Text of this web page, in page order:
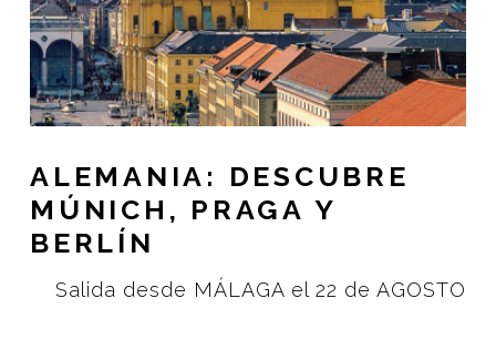
ALEMANIA: DESCUBRE
MÚNICH, PRAGA Y
BERLÍN
Salida desde MÁLAGA el 22 de AGOSTO